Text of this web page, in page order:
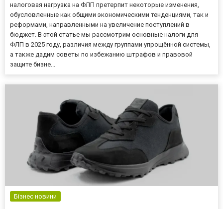
налоговая нагрузка на ФЛП претерпит некоторые изменения,
обусловленные как общими экономическими тенденциями, так и
реформами, направленными на увеличение поступлений в
бюджет. В этой статье мы рассмотрим основные налоги для
ФЛП в 2025 году, различия между группами упрощённой системы,
а также дадим советы по избежанию штрафов и правовой
защите бизне...
Бізнес новини